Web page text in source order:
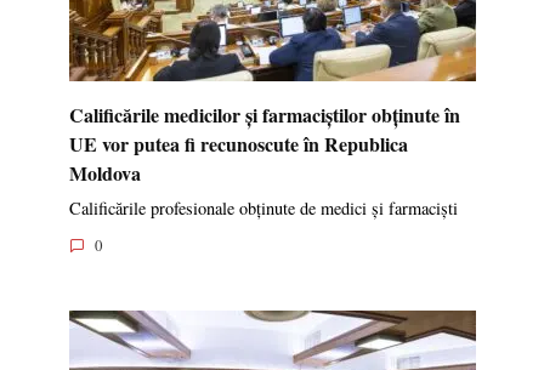
Calificările medicilor și farmaciștilor obținute în
UE vor putea fi recunoscute în Republica
Moldova
Calificările profesionale obținute de medici și farmaciști
0